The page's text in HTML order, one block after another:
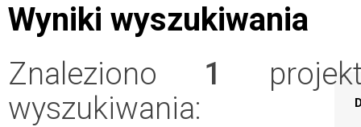
Wyniki wyszukiwania
Znaleziono 1
wyszukiwania: